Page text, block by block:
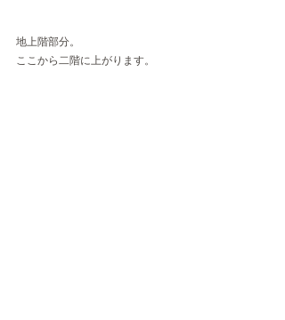
地上階部分。
ここから二階に上がります。